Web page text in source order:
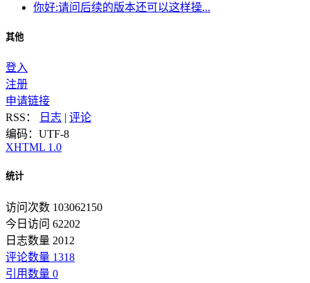
你好:请问后续的版本还可以这样操...
其他
登入
注册
申请链接
RSS：
日志 | 评论
编码：UTF-8
XHTML 1.0
统计
访问次数 103062150
今日访问 62202
日志数量 2012
评论数量 1318
引用数量 0